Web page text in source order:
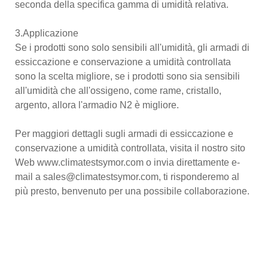
seconda della specifica gamma di umidità relativa.
3.Applicazione
Se i prodotti sono solo sensibili all'umidità, gli armadi di
essiccazione e conservazione a umidità controllata
sono la scelta migliore, se i prodotti sono sia sensibili
all'umidità che all'ossigeno, come rame, cristallo,
argento, allora l'armadio N2 è migliore.
Per maggiori dettagli sugli armadi di essiccazione e
conservazione a umidità controllata, visita il nostro sito
Web www.climatestsymor.com o invia direttamente e-
mail a sales@climatestsymor.com, ti risponderemo al
più presto, benvenuto per una possibile collaborazione.